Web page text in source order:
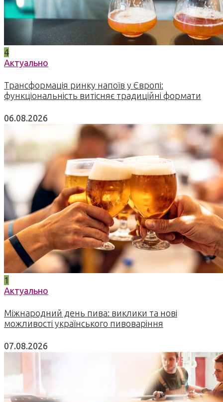
4
Актуально
Трансформація ринку напоїв у Європі:
функціональність витісняє традиційні формати
06.08.2026
1
Актуально
Міжнародний день пива: виклики та нові
можливості українського пивоваріння
07.08.2026